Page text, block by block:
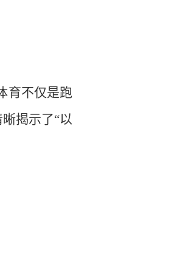
育不仅是跑
揭示了“以